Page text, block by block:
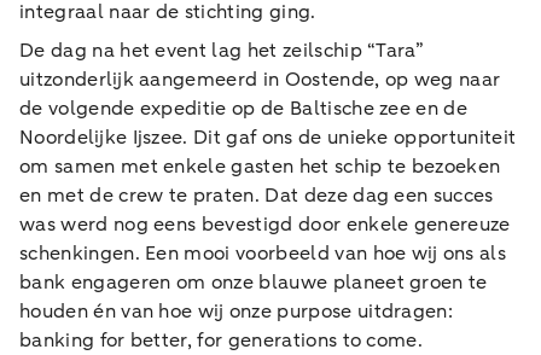
integraal naar de stichting ging.
De dag na het event lag het zeilschip “Tara”
uitzonderlijk aangemeerd in Oostende, op weg naar
de volgende expeditie op de Baltische zee en de
Noordelijke Ijszee. Dit gaf ons de unieke opportuniteit
om samen met enkele gasten het schip te bezoeken
en met de crew te praten. Dat deze dag een succes
was werd nog eens bevestigd door enkele genereuze
schenkingen. Een mooi voorbeeld van hoe wij ons als
bank engageren om onze blauwe planeet groen te
houden én van hoe wij onze purpose uitdragen:
banking for better, for generations to come.